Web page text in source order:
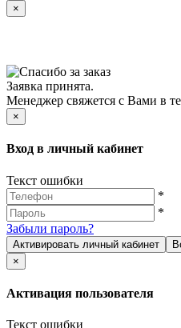
×
Заявка принята.
Менеджер свяжется с Вами в
×
Вход в личный кабинет
Текст ошибки
*
*
Забыли пароль?
Активировать личный кабинет
×
Активация пользователя
Текст ошибки